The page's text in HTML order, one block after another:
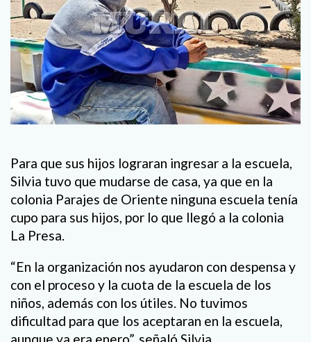
Para que sus hijos lograran ingresar a la escuela,
Silvia tuvo que mudarse de casa, ya que en la
colonia Parajes de Oriente ninguna escuela tenía
cupo para sus hijos, por lo que llegó a la colonia
La Presa.
“En la organización nos ayudaron con despensa y
con el proceso y la cuota de la escuela de los
niños, además con los útiles. No tuvimos
dificultad para que los aceptaran en la escuela,